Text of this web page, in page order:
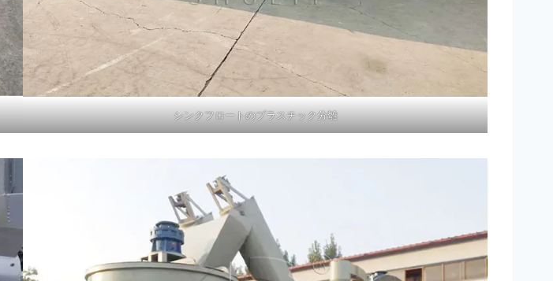
シンクフロートのプラスチック分離